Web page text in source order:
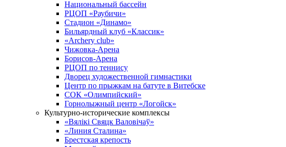
Национальный бассейн
РЦОП «Раубичи»
Стадион «Динамо»
Бильярдный клуб «Классик»
«Archery club»
Чижовка-Арена
Борисов-Арена
РЦОП по теннису
Дворец художественной гимнастики
Центр по прыжкам на батуте в Витебске
СОК «Олимпийский»
Горнолыжный центр «Логойск»
Культурно-исторические комплексы
«Вялікі Свяцк Валовічаў»
«Линия Сталина»
Брестская крепость